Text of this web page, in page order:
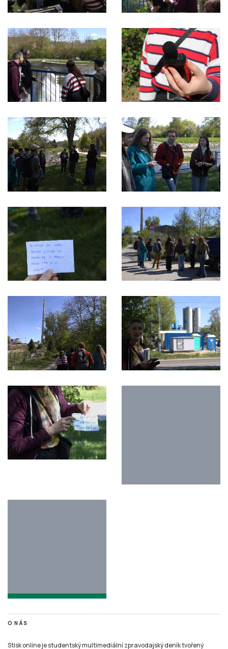
Stisk online je studentský multimediální zpravodajský deník tvořený
studií Masarykovy univerzity Brno v rámci studia jako cvičné médium.
jedním z prvních internetových časopisů v České republice.